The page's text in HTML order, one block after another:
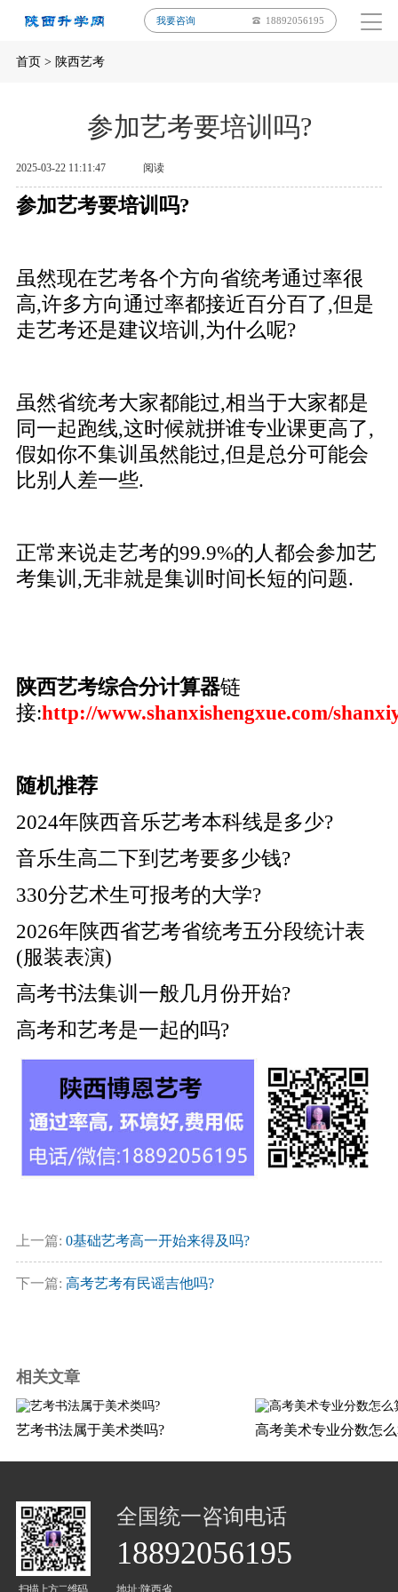
我要咨询 18892056195
首页> 陕西艺考
参加艺考要培训吗?
2025-03-22 11:11:47 阅读
参加艺考要培训吗?
虽然现在艺考各个方向省统考通过率很
高,许多方向通过率都接近百分百了,但是
走艺考还是建议培训,为什么呢?
虽然省统考大家都能过,相当于大家都是
同一起跑线,这时候就拼谁专业课更高了,
假如你不集训虽然能过,但是总分可能会
比别人差一些.
正常来说走艺考的99.9%的人都会参加艺
考集训,无非就是集训时间长短的问题.
陕西艺考综合分计算器链
接:http://www.shanxishengxue.com/
随机推荐
2024年陕西音乐艺考本科线是多少?
音乐生高二下到艺考要多少钱?
330分艺术生可报考的大学?
2026年陕西省艺考省统考五分段统计表
(服装表演)
高考书法集训一般几月份开始?
高考和艺考是一起的吗?
上一篇: 0基础艺考高一开始来得及吗?
下一篇: 高考艺考有民谣吉他吗?
相关文章
艺考书法属于美术类吗? 高考美术专业分数怎
扫描上方二维码
全国统一咨询电话
18892056195
地址:陕西省